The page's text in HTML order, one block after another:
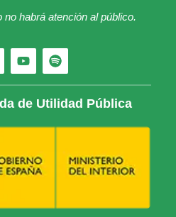
habrá atención al público.
de Utilidad Pública